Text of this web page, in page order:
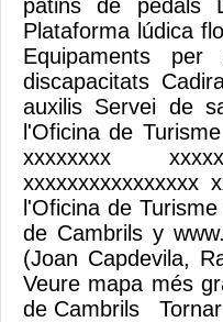
patins de pedals
Plataforma lúdica
Equipaments
discapacitats
auxilis Servei de
l'Oficina de
xxxxxxxx
l'Oficina de
de Cambrils y
(Joan Capdevila,
Veure mapa més
de Cambrils